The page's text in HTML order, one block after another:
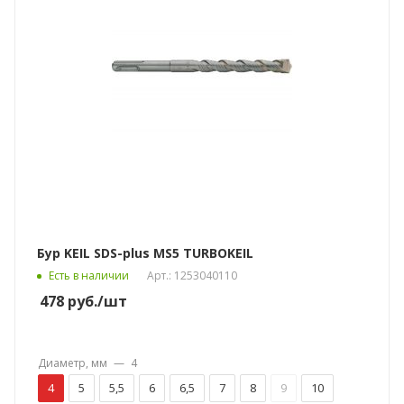
Бур KEIL SDS-plus MS5 TURBOKEIL
Есть в наличии Арт.: 1253040110
478 руб./шт
Диаметр, мм — 4
4 5 5,5 6 6,5 7 8 9
10